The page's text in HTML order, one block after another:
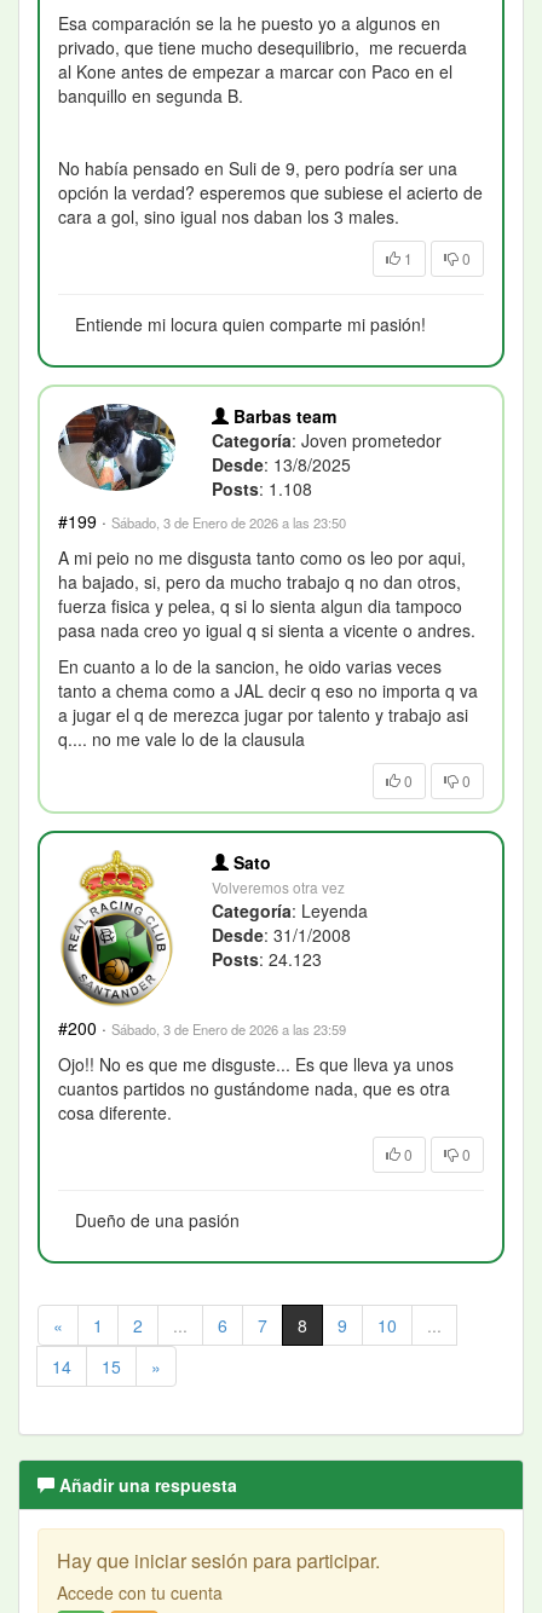
Esa comparación se la he puesto yo a algunos en
privado, que tiene mucho desequilibrio, me recuerda
al Kone antes de empezar a marcar con Paco en el
banquillo en segunda B.
No había pensado en Suli de 9, pero podría ser una
opción la verdad? esperemos que subiese el acierto de
cara a gol, sino igual nos daban los 3 males.
1 0
Entiende mi locura quien comparte mi pasión!
Barbas team
Categoría: Joven prometedor
Desde: 13/8/2025
Posts: 1.108
#199 · Sábado, 3 de Enero de 2026 a las 23:50
A mi peio no me disgusta tanto como os leo por aqui,
ha bajado, si, pero da mucho trabajo q no dan otros,
fuerza fisica y pelea, q si lo sienta algun dia tampoco
pasa nada creo yo igual q si sienta a vicente o andres.
En cuanto a lo de la sancion, he oido varias veces
tanto a chema como a JAL decir q eso no importa q va
a jugar el q de merezca jugar por talento y trabajo asi
q.... no me vale lo de la clausula
0 0
Sato
Volveremos otra vez
Categoría: Leyenda
Desde: 31/1/2008
Posts: 24.123
#200 · Sábado, 3 de Enero de 2026 a las 23:59
Ojo!! No es que me disguste... Es que lleva ya unos
cuantos partidos no gustándome nada, que es otra
cosa diferente.
0 0
Dueño de una pasión
« 1 2 ... 6 7 8 9 10
...
14
15 »
Añadir una respuesta
Hay que iniciar sesión para participar.
Accede con tu cuenta